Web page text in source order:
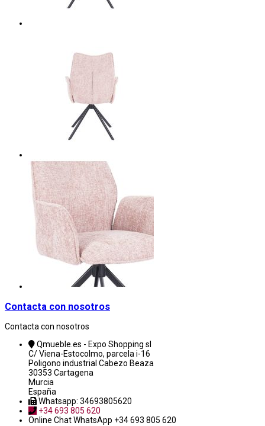
Contacta con nosotros
Contacta con nosotros
Qmueble.es - Expo Shopping sl
C/ Viena-Estocolmo, parcela i-16
Poligono industrial Cabezo Beaza
30353 Cartagena
Murcia
España
Whatsapp: 34693805620
+34 693 805 620
Online ChatWhatsApp +34 693 805 620